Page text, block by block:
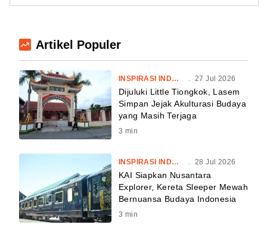
Artikel Populer
INSPIRASI INDONESIA . 27 Jul 2026
Dijuluki Little Tiongkok, Lasem
Simpan Jejak Akulturasi Budaya
yang Masih Terjaga
3 min
INSPIRASI INDONESIA . 28 Jul 2026
KAI Siapkan Nusantara
Explorer, Kereta Sleeper Mewah
Bernuansa Budaya Indonesia
3 min